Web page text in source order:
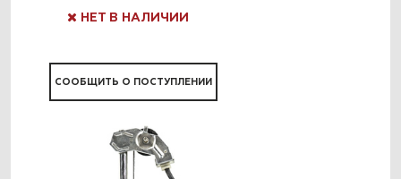
НЕТ В НАЛИЧИИ
СООБЩИТЬ О ПОСТУПЛЕНИИ